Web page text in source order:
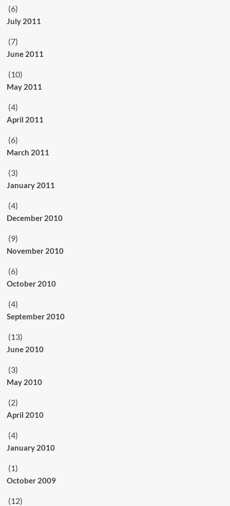
(6)
July 2011
(7)
June 2011
(10)
May 2011
(4)
April 2011
(6)
March 2011
(3)
January 2011
(4)
December 2010
(9)
November 2010
(6)
October 2010
(4)
September 2010
(13)
June 2010
(3)
May 2010
(2)
April 2010
(4)
January 2010
(1)
October 2009
(12)